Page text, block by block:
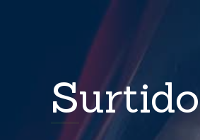
Surtido